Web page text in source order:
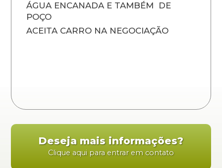
ÁGUA ENCANADA E TAMBÉM DE
POÇO
ACEITA CARRO NA NEGOCIAÇÃO
Deseja mais informações?
Clique aqui para entrar em contato